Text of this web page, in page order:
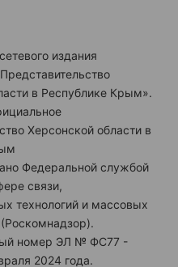
издания
в Республике Крым».
Херсонской области в
Федеральной службой
связи,
технологий и массовых
номер ЭЛ № ФС77 -
2024 года.